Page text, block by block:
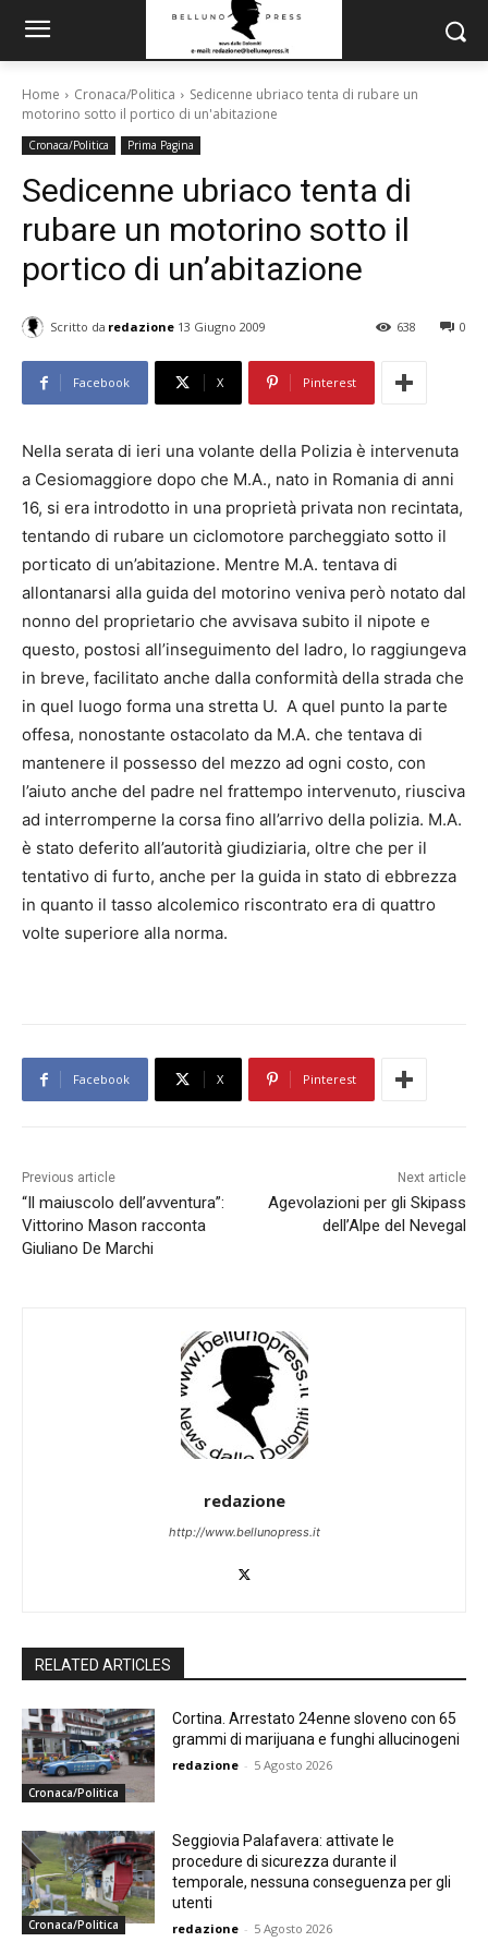
Home Cronaca/Politica
Sedicenne ubriaco tenta di rubare un
motorino sotto il portico di un'abitazione
Cronaca/Politica Prima Pagina
Sedicenne ubriaco tenta di
rubare un motorino sotto il
portico di un’abitazione
Scritto da redazione 13 Giugno 2009 0
638
Facebook X Pinterest
Nella serata di ieri una volante della Polizia è intervenuta
a Cesiomaggiore dopo che M.A., nato in Romania di anni
16, si era introdotto in una proprietà privata non recintata,
tentando di rubare un ciclomotore parcheggiato sotto il
porticato di un’abitazione. Mentre M.A. tentava di
allontanarsi alla guida del motorino veniva però notato dal
nonno del proprietario che avvisava subito il nipote e
questo, postosi all’inseguimento del ladro, lo raggiungeva
in breve, facilitato anche dalla conformità della strada che
in quel luogo forma una stretta U. A quel punto la parte
offesa, nonostante ostacolato da M.A. che tentava di
mantenere il possesso del mezzo ad ogni costo, con
l’aiuto anche del padre nel frattempo intervenuto, riusciva
ad interromperne la corsa fino all’arrivo della polizia. M.A.
è stato deferito all’autorità giudiziaria, oltre che per il
tentativo di furto, anche per la guida in stato di ebbrezza
in quanto il tasso alcolemico riscontrato era di quattro
volte superiore alla norma.
Facebook X Pinterest
Previous article
“Il maiuscolo dell’avventura”:
Vittorino Mason racconta
Giuliano De Marchi
Next article
Agevolazioni per gli Skipass
dell’Alpe del Nevegal
redazione
http://www.bellunopress.it
RELATED ARTICLES
Cronaca/Politica
Cortina. Arrestato 24enne sloveno con 65
grammi di marijuana e funghi allucinogeni
redazione - 5 Agosto 2026
Cronaca/Politica
Seggiovia Palafavera: attivate le
procedure di sicurezza durante il
temporale, nessuna conseguenza per gli
utenti
redazione - 5 Agosto 2026